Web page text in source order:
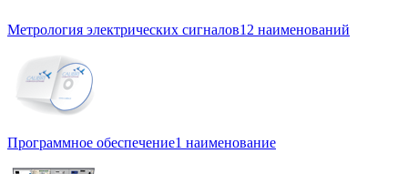
Метрология электрических сигналов12 наименований
Программное обеспечение1 наименование